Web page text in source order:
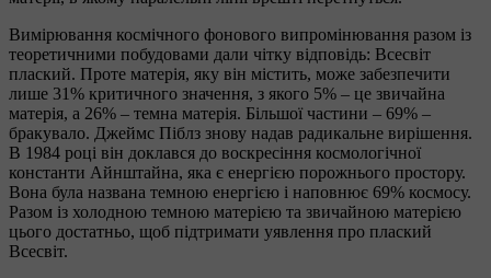
Вимірювання космічного фонового випромінювання разом із
теоретичними побудовами дали чітку відповідь: Всесвіт
плаский. Проте матерія, яку він містить, може забезпечити
лише 31% критичного значення, з якого 5% – це звичайна
матерія, а 26% – темна матерія. Більшої частини – 69% –
бракувало. Джеймс Піблз знову надав радикальне вирішення.
В 1984 році він доклався до воскресіння космологічної
константи Айнштайна, яка є енергією порожнього простору.
Вона була названа темною енергією і наповнює 69% космосу.
Разом із холодною темною матерією та звичайною матерією
цього достатньо, щоб підтримати уявлення про плаский
Всесвіт.